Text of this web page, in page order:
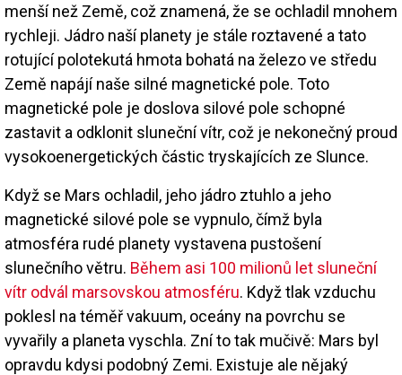
menší než Země, což znamená, že se ochladil mnohem
rychleji. Jádro naší planety je stále roztavené a tato
rotující polotekutá hmota bohatá na železo ve středu
Země napájí naše silné magnetické pole. Toto
magnetické pole je doslova silové pole schopné
zastavit a odklonit sluneční vítr, což je nekonečný proud
vysokoenergetických částic tryskajících ze Slunce.
Když se Mars ochladil, jeho jádro ztuhlo a jeho
magnetické silové pole se vypnulo, čímž byla
atmosféra rudé planety vystavena pustošení
slunečního větru. Během asi 100 milionů let sluneční
vítr odvál marsovskou atmosféru. Když tlak vzduchu
poklesl na téměř vakuum, oceány na povrchu se
vyvařily a planeta vyschla. Zní to tak mučivě: Mars byl
opravdu kdysi podobný Zemi. Existuje ale nějaký